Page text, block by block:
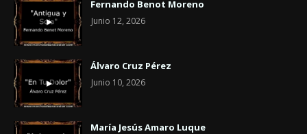
Fernando Benot Moreno
Junio 12, 2026
Álvaro Cruz Pérez
Junio 10, 2026
María Jesús Amaro Luque